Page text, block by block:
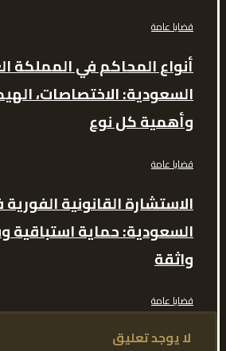
قضايا عامة
أنواع المحاكم في المملكة
السعودية: الاختصاصات،
وأهمية كل نوع
قضايا عامة
الاستشارة القانونية
السعودية: حماية استباقية
واثقة
قضايا عامة
لا يوجد تعليق